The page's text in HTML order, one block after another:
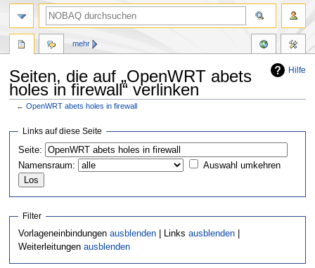
Hilfe
Seiten, die auf „OpenWRT abets
holes in firewall“ verlinken
←OpenWRT abets holes in firewall
springen
springen
Links auf diese Seite
Seite:
Namensraum:
Auswahl umkehren
Filter
Vorlageneinbindungenausblenden | Linksausblenden
Weiterleitungenausblenden
mehr